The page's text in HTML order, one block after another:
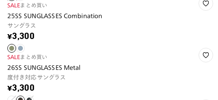
SALEまとめ買い
25SS SUNGLASSES Combination
サングラス
¥3,300
SALEまとめ買い
26SS SUNGLASSES Metal
度付き対応サングラス
¥3,300